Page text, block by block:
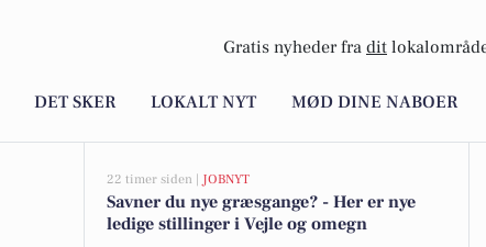
Gratis nyheder fra dit
DET SKER LOKALT NYT MØD DINE NABOER
22 timer siden | JOBNYT
Savner du nye græsgange? - Her er nye
ledige stillinger i Vejle og omegn